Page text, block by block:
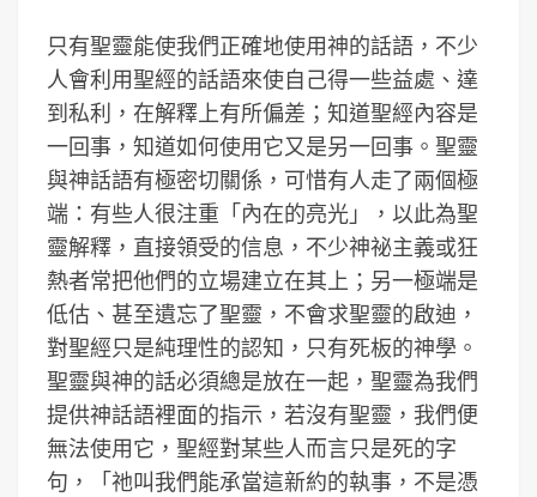
只有聖靈能使我們正確地使用神的話語，不少
人會利用聖經的話語來使自己得一些益處、達
到私利，在解釋上有所偏差；知道聖經內容是
一回事，知道如何使用它又是另一回事。聖靈
與神話語有極密切關係，可惜有人走了兩個極
端：有些人很注重「內在的亮光」，以此為聖
靈解釋，直接領受的信息，不少神祕主義或狂
熱者常把他們的立場建立在其上；另一極端是
低估、甚至遺忘了聖靈，不會求聖靈的啟迪，
對聖經只是純理性的認知，只有死板的神學。
聖靈與神的話必須總是放在一起，聖靈為我們
提供神話語裡面的指示，若沒有聖靈，我們便
無法使用它，聖經對某些人而言只是死的字
句，「祂叫我們能承當這新約的執事，不是憑